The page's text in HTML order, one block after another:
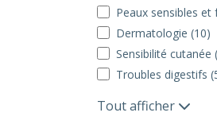
Peaux sensibles et
Dermatologie (10)
Sensibilité cutanée
Troubles digestifs
Tout afficher